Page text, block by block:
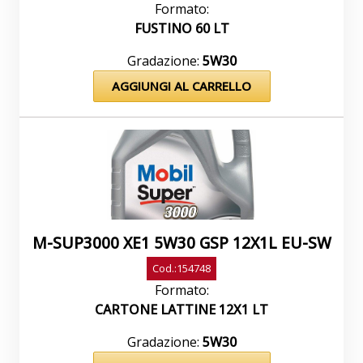
D4951 0,08Salute e sicurezzaLe
raccomandazioni relative alla salute e alla
disponibili nella scheda di sicurezza (MSDS)
visitando il sito
http://www.msds.exxonmobil.com/psims/
diversamente specificato, tutti i marchi
utilizzati nel presente documento sono marchi
o marchi registrati di Exxon Mobil Corporation
o di una delle società da questa direttamente o
indirettamente possedute o controllate.
Formato:
FUSTINO 60 LT
Gradazione: 5W30
AGGIUNGI AL CARRELLO
M-SUP3000 XE1 5W30 GSP 12X1L EU-SW
Cod.:154748
Formato:
CARTONE LATTINE 12X1 LT
Gradazione: 5W30